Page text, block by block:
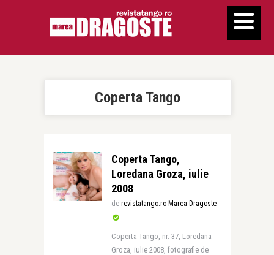
Coperta Tango
Coperta Tango,
Loredana Groza, iulie
2008
de revistatango.ro Marea Dragoste
Coperta Tango, nr. 37, Loredana
Groza, iulie 2008, fotografie de